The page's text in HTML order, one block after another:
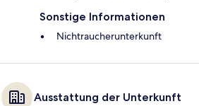
Sonstige Informationen
Nichtraucherunterkunft
Ausstattung der Unterkunft